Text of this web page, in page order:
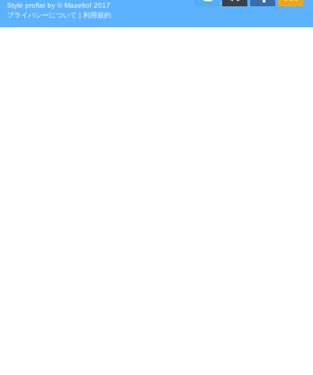
Style proflat by ©Mazeltof 2017
プライバシーについて | 利用規約